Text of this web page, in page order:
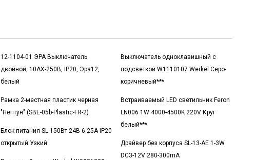
12-1104-01 ЭРА Выключатель
двойной, 10АХ-250В, IP20, Эра12,
белый
Рамка 2-местная пластик черная
"Нептун" (SBE-05b-Plastic-FR-2)
Блок питания SL 150Вт 24В 6.25А IP20
открытый Узкий
Выключатель одноклавишный с
подсветкой W1110107 Werkel Серо-
коричневый***
Встраиваемый LED светильник Feron
LN006 1W 4000-4500K 220V Круг
белый***
Драйвер без корпуса SL-13-AE 1-3W
DC3-12V 280-300mA